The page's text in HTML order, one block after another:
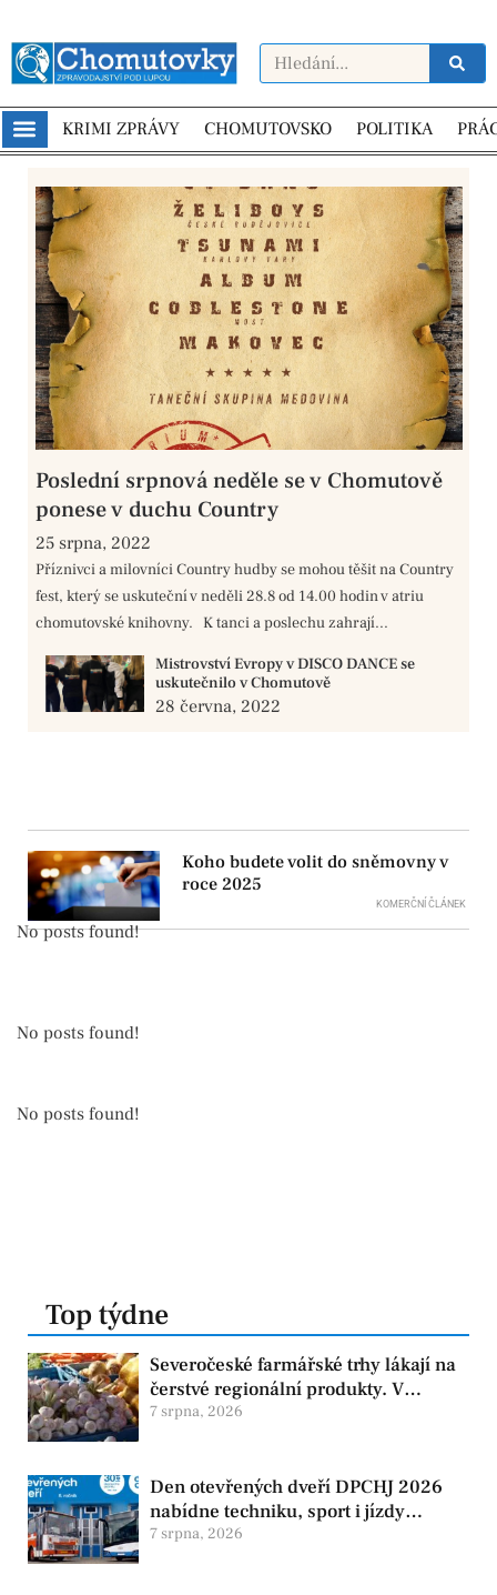
KRIMI ZPRÁVY CHOMUTOVSKO POLITIKA
Poslední srpnová neděle se v Chomutově
ponese v duchu Country
25 srpna, 2022
Příznivci a milovníci Country hudby se mohou těšit na Country
fest, který se uskuteční v neděli 28.8 od 14.00 hodin v atriu
chomutovské knihovny. K tanci a poslechu zahrají...
Mistrovství Evropy v DISCO DANCE se
uskutečnilo v Chomutově
28 června, 2022
Koho budete volit do sněmovny v
roce 2025
KOMERČNÍ ČLÁNEK
No posts found!
No posts found!
No posts found!
Top týdne
Severočeské farmářské trhy lákají na
čerstvé regionální produkty. V
Chomutově se konají 8. srpna
7 srpna, 2026
Den otevřených dveří DPCHJ 2026
nabídne techniku, sport i jízdy
historickými vozy
7 srpna, 2026